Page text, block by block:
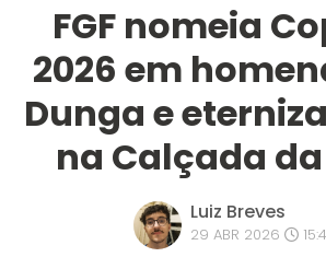
FGF nomeia
2026 em
Dunga e
na Calçada
Luiz Breves
29 ABR 2026